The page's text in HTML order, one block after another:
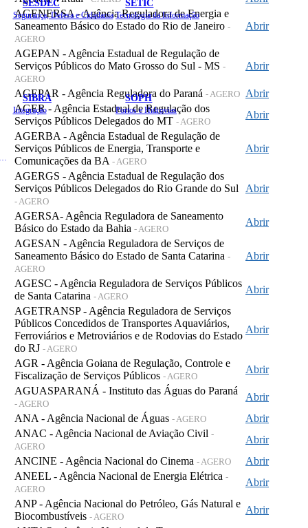
SESDEC
Segurança, Defesa e Cidadania
SETIC
Tecnologia da Informação
SIBRA
Integração
SOPH
Portos e Hidrovias
AGENERSA - Agência Reguladora de Energia e
Saneamento Básico do Estado do Rio de Janeiro -
AGERO
Abrir
AGEPAN - Agência Estadual de Regulação de
Serviços Públicos do Mato Grosso do Sul - MS -
AGERO
Abrir
AGEPAR - Agência Reguladora do Paraná - AGERO Abrir
AGER - Agência Estadual de Regulação dos
Serviços Públicos Delegados do MT - AGERO
Abrir
AGERBA - Agência Estadual de Regulação de
Serviços Públicos de Energia, Transporte e
Comunicações da BA - AGERO
Abrir
AGERGS - Agência Estadual de Regulação dos
Serviços Públicos Delegados do Rio Grande do Sul
- AGERO
Abrir
AGERSA- Agência Reguladora de Saneamento
Básico do Estado da Bahia - AGERO
Abrir
AGESAN - Agência Reguladora de Serviços de
Saneamento Básico do Estado de Santa Catarina -
AGERO
Abrir
AGESC - Agência Reguladora de Serviços Públicos
de Santa Catarina - AGERO
Abrir
AGETRANSP - Agência Reguladora de Serviços
Públicos Concedidos de Transportes Aquaviários,
Ferroviários e Metroviários e de Rodovias do Estado
do RJ - AGERO
Abrir
AGR - Agência Goiana de Regulação, Controle e
Fiscalização de Serviços Públicos - AGERO
Abrir
AGUASPARANÁ - Instituto das Águas do Paraná
- AGERO
Abrir
ANA - Agência Nacional de Águas - AGERO
Abrir
ANAC - Agência Nacional de Aviação Civil -
AGERO
Abrir
ANCINE - Agência Nacional do Cinema - AGERO
Abrir
ANEEL - Agência Nacional de Energia Elétrica -
AGERO
Abrir
ANP - Agência Nacional do Petróleo, Gás Natural e
Biocombustíveis - AGERO
Abrir